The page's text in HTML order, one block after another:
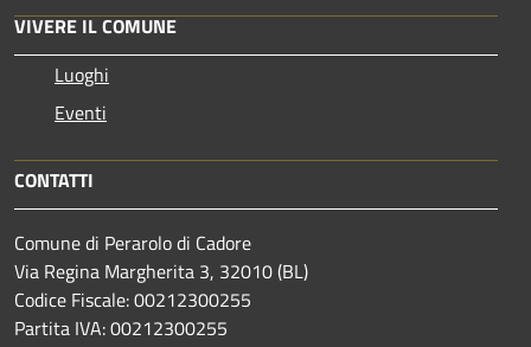
VIVERE IL COMUNE
Luoghi
Eventi
CONTATTI
Comune di Perarolo di Cadore
Via Regina Margherita 3, 32010 (BL)
Codice Fiscale: 00212300255
Partita IVA: 00212300255